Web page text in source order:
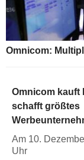
Omnicom:
Omnicom kauft
schafft größtes
Am 10.
Uhr